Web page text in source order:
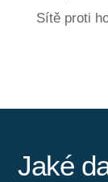
Sítě proti
Jaké